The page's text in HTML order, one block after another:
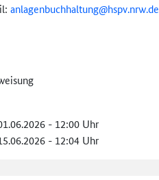
anlagenbuchhaltung@hspv.nrw.de
- 12:00 Uhr
- 12:04 Uhr